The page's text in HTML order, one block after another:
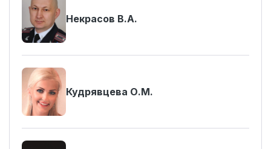
Некрасов В.А.
Кудрявцева О.М.